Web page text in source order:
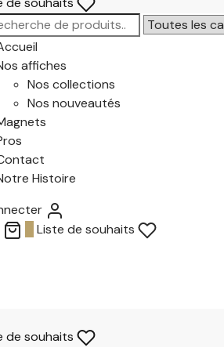
Narrow
by
affiches
Nos collections
Nos nouveautés
Histoire
Liste de souhaits
de souhaits